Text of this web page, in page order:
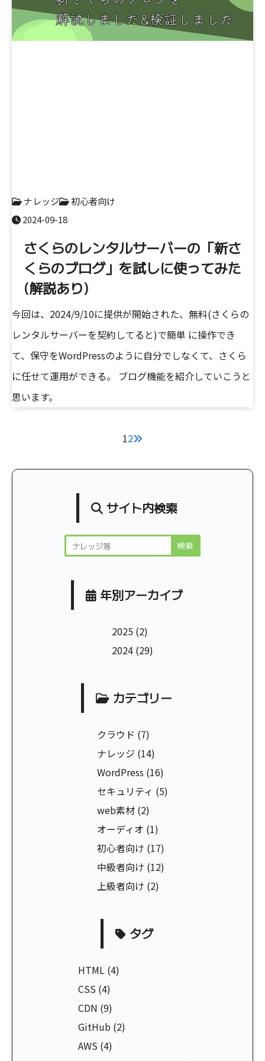
ナレッジ
初心者向け
2024-09-18
さくらのレンタルサーバーの「新さ
くらのブログ」を試しに使ってみた
(解説あり)
今回は、2024/9/10に提供が開始された、無料(さくらの
レンタルサーバーを契約してると)で簡単 に操作でき
て、保守をWordPressのように自分でしなくて、さくら
に任せて運用ができる。 ブログ機能を紹介していこうと
思います。
12
サイト内検索
年別アーカイブ
2025 (2)
2024 (29)
カテゴリー
クラウド (7)
ナレッジ (14)
WordPress (16)
セキュリティ (5)
web素材 (2)
オーディオ (1)
初心者向け (17)
中級者向け (12)
上級者向け (2)
タグ
HTML(4)
CSS(4)
CDN (9)
GitHub(2)
AWS(4)